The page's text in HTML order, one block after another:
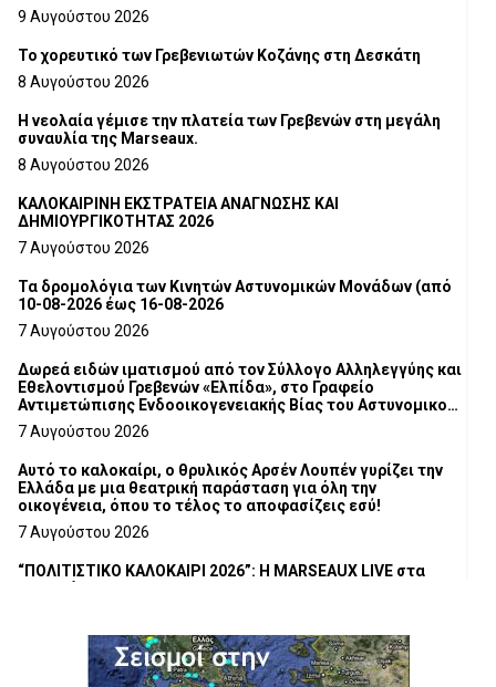
9 Αυγούστου 2026
Το χορευτικό των Γρεβενιωτών Κοζάνης στη Δεσκάτη
8 Αυγούστου 2026
Η νεολαία γέμισε την πλατεία των Γρεβενών στη μεγάλη
συναυλία της Marseaux.
8 Αυγούστου 2026
ΚΑΛΟΚΑΙΡΙΝΗ ΕΚΣΤΡΑΤΕΙΑ ΑΝΑΓΝΩΣΗΣ ΚΑΙ
ΔΗΜΙΟΥΡΓΙΚΟΤΗΤΑΣ 2026
7 Αυγούστου 2026
Τα δρομολόγια των Κινητών Αστυνομικών Μονάδων (από
10-08-2026 έως 16-08-2026
7 Αυγούστου 2026
Δωρεά ειδών ιματισμού από τον Σύλλογο Αλληλεγγύης και
Εθελοντισμού Γρεβενών «Ελπίδα», στο Γραφείο
Αντιμετώπισης Ενδοοικογενειακής Βίας του Αστυνομικού
Τμήματος Γρεβενών
7 Αυγούστου 2026
Αυτό το καλοκαίρι, ο θρυλικός Αρσέν Λουπέν γυρίζει την
Ελλάδα με μια θεατρική παράσταση για όλη την
οικογένεια, όπου το τέλος το αποφασίζεις εσύ!
7 Αυγούστου 2026
“ΠΟΛΙΤΙΣΤΙΚΟ ΚΑΛΟΚΑΙΡΙ 2026”: Η MARSEAUX LIVE στα
Υπογραφή Μνημονίου Συνεργασίας του Πανεπιστημίου
Δυτικής Μακεδονίας με το HanoiUniversity